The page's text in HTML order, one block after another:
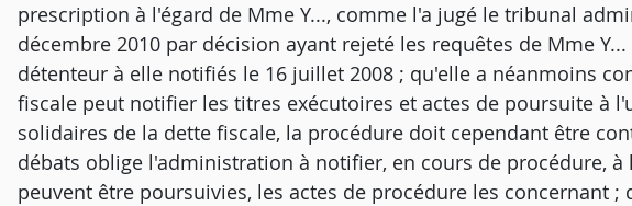
prescription à l'égard de Mme Y..., comme l'a jugé le tribunal
décembre 2010 par décision ayant rejeté les requêtes de Mme
détenteur à elle notifiés le 16 juillet 2008 ; qu'elle a néanmoins
fiscale peut notifier les titres exécutoires et actes de poursuite à
solidaires de la dette fiscale, la procédure doit cependant être
débats oblige l'administration à notifier, en cours de procédure, à
peuvent être poursuivies, les actes de procédure les concernant